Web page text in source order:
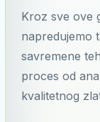
Kroz sve ove
napredujemo
savremene
proces od
kvalitetnog